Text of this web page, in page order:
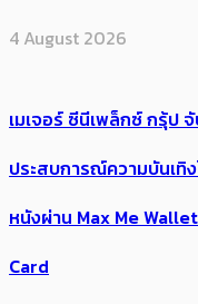
4 August 2026
เมเจอร์ ซีนีเพล็กซ์ กรุ้ป
ประสบการณ์ความบันเทิ
หนังผ่าน Max Me
Card